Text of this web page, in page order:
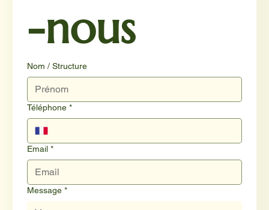
-nous
Nom / Structure
Téléphone *
Email *
Message *